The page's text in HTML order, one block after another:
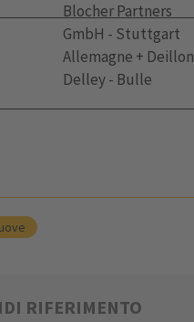
Blocher Partners
GmbH - Stuttgart
Allemagne + Deillon
Delley - Bulle
RIFERIMENTO